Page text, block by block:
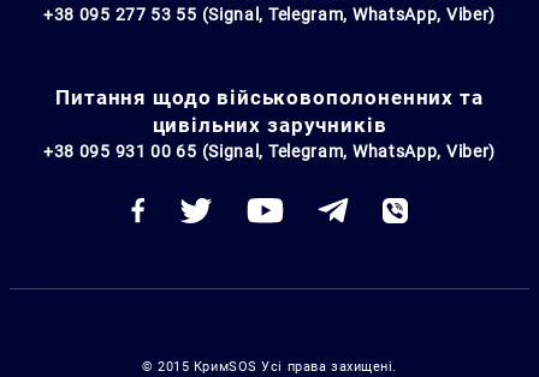
+38 095 277 53 55 (Signal, Telegram, WhatsApp, Viber)
Питання щодо військовополоненних та
цивільних заручників
+38 095 931 00 65 (Signal, Telegram, WhatsApp, Viber)
© 2015 КримSOS Усі права захищені.